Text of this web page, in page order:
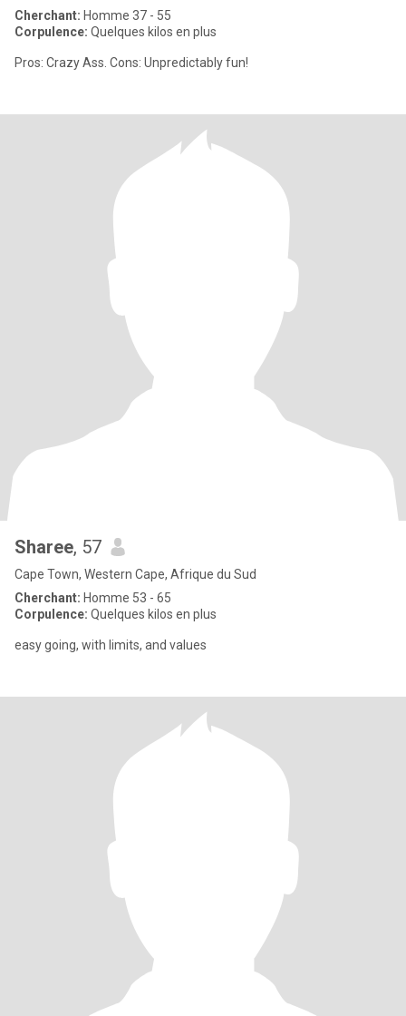
Cherchant: Homme 37 - 55
Corpulence: Quelques kilos en plus
Pros: Crazy Ass. Cons: Unpredictably fun!
Sharee, 57
Cape Town, Western Cape, Afrique du Sud
Cherchant: Homme 53 - 65
Corpulence: Quelques kilos en plus
easy going, with limits, and values